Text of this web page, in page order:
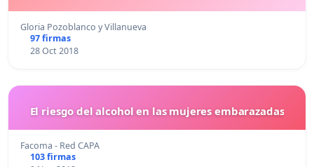
Gloria Pozoblanco y Villanueva
97 firmas
28 Oct 2018
El riesgo del alcohol en las mujeres embarazadas
Facoma - Red CAPA
103 firmas